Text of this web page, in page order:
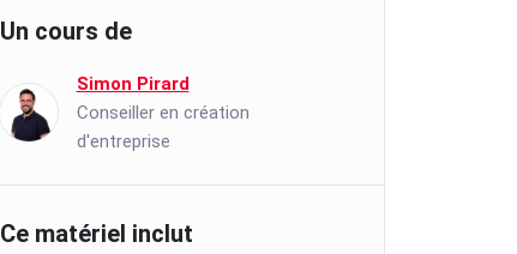
Un cours de
Simon Pirard
Conseiller en création
d'entreprise
Ce matériel inclut